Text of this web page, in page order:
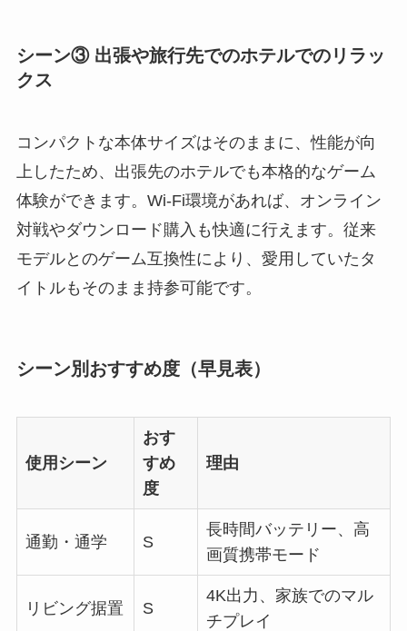
シーン③ 出張や旅行先でのホテルでのリラッ
クス
コンパクトな本体サイズはそのままに、性能が向
上したため、出張先のホテルでも本格的なゲーム
体験ができます。Wi-Fi環境があれば、オンライン
対戦やダウンロード購入も快適に行えます。従来
モデルとのゲーム互換性により、愛用していたタ
イトルもそのまま持参可能です。
シーン別おすすめ度（早見表）
使用シーン
おす
すめ
度
理由
通勤・通学 S
長時間バッテリー、高
画質携帯モード
リビング据置 S
4K出力、家族でのマル
チプレイ